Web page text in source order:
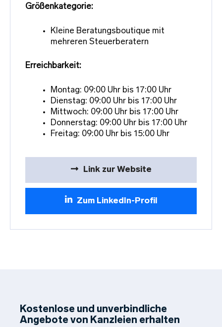
Größenkategorie:
Kleine Beratungsboutique mit
mehreren Steuerberatern
Erreichbarkeit:
Montag: 09:00 Uhr bis 17:00 Uhr
Dienstag: 09:00 Uhr bis 17:00 Uhr
Mittwoch: 09:00 Uhr bis 17:00 Uhr
Donnerstag: 09:00 Uhr bis 17:00 Uhr
Freitag: 09:00 Uhr bis 15:00 Uhr
Link zur Website
Zum LinkedIn-Profil
Kostenlose und unverbindliche
Angebote von Kanzleien erhalten